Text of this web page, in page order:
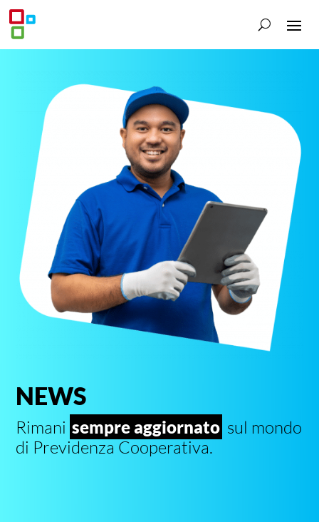
NEWS
Rimani sempre aggiornato sul mondo
di Previdenza Cooperativa.